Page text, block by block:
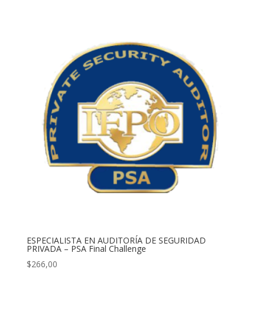
ESPECIALISTA EN AUDITORÍA DE SEGURIDAD
PRIVADA – PSA Final Challenge
$266,00